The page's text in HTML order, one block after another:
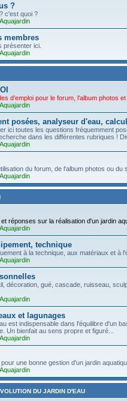
?
c'est quoi ?
membres
présenter ici.
d'emploi pour le forum, l'album photos et
posées, analyseur d'eau,
ici toutes les questions fréquemment
dans les différentes rubriques !
du forum, de l'album photos ou du
réponses sur la réalisation d'un jardin
technique
à la technique, aux matériaux et à
décoration, gué, cascade, ruisseau,
et lagunages
est indispensable dans l'équilibre d'un
Un bienfait au sens propre et figuré...
une bonne gestion d'un jardin
DU JARDIN D'EAU